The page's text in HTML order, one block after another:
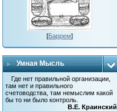
[Баррем]
Умная Мысль
Где нет правильной организации,
там нет и правильного
счетоводства, там немыслим какой
бы то ни было контроль.
В.Е. Краинский